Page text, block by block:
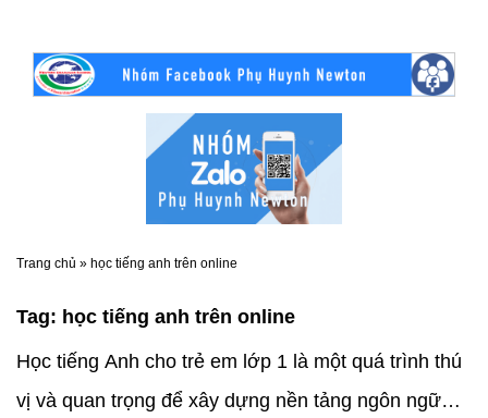
Trang chủ » học tiếng anh trên online
Tag: học tiếng anh trên online
Học tiếng Anh cho trẻ em lớp 1 là một quá trình thú
vị và quan trọng để xây dựng nền tảng ngôn ngữ